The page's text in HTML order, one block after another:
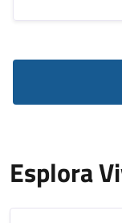
Esplora